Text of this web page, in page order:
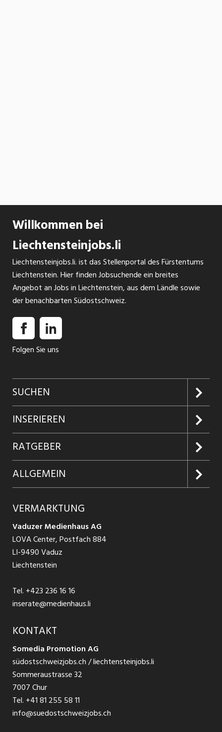
Willkommen bei
Liechtensteinjobs.li
Liechtensteinjobs.li. ist das Stellenportal des Fürstentums
Liechtenstein. Hier finden Jobsuchende ein breites
Angebot an Jobs in Liechtenstein, aus dem Ländle sowie
der benachbarten Südostschweiz.
Folgen Sie uns
SUCHEN
Jobs suchen
Jobabo
Firmen entdecken
Jobs in Graubünden
Jobs in St. Gallen
Jobs in Glarus
Jobs in der Südostschweiz
Temporär Jobs
Teilzeit Jobs
Praktikum
INSERIEREN
Kundenlogin
Inserieren
Produkte
Schnittstelle
RATGEBER
Glossar
Ratgeber Bewerbung / Rekrutierung
ALLGEMEIN
AGB
Datenschutzbestimmungen
Nutzungsbedingungen
Impressum
VERMARKTUNG
Vaduzer Medienhaus AG
LOVA Center, Postfach 884
LI-9490 Vaduz
Liechtenstein
Tel. +423 236 16 16
inserate@medienhaus.li
KONTAKT
Somedia Promotion AG
südostschweizjobs.ch / liechtensteinjobs.li
Sommeraustrasse 32
7007 Chur
Tel. +41 81 255 58 11
info@suedostschweizjobs.ch